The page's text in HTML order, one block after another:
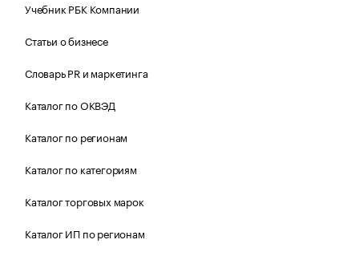
Учебник РБК Компании
Статьи о бизнесе
Словарь PR и маркетинга
Каталог по ОКВЭД
Каталог по регионам
Каталог по категориям
Каталог торговых марок
Каталог ИП по регионам